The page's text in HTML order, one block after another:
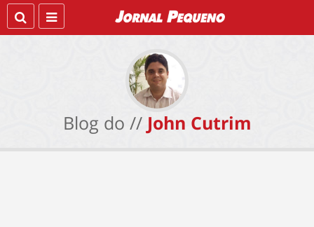
Blog do // John Cutrim